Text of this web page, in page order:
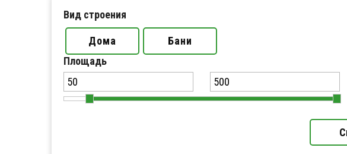
Вид строения
Дома Бани
Площадь